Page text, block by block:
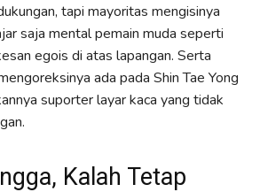
tapi mayoritas mengisinya
saja mental pemain muda seperti
egois di atas lapangan. Serta
ada pada Shin Tae Yong
suporter layar kaca yang tidak
Kalah Tetap